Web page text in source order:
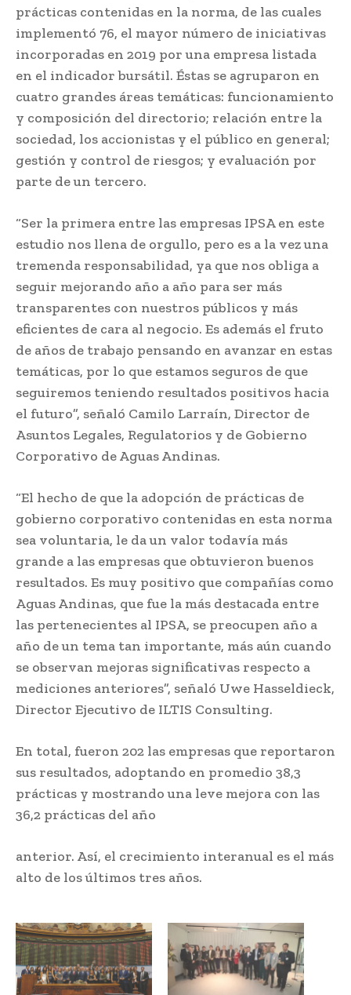
prácticas contenidas en la norma, de las cuales
implementó 76, el mayor número de iniciativas
incorporadas en 2019 por una empresa listada
en el indicador bursátil. Éstas se agruparon en
cuatro grandes áreas temáticas: funcionamiento
y composición del directorio; relación entre la
sociedad, los accionistas y el público en general;
gestión y control de riesgos; y evaluación por
parte de un tercero.
“Ser la primera entre las empresas IPSA en este
estudio nos llena de orgullo, pero es a la vez una
tremenda responsabilidad, ya que nos obliga a
seguir mejorando año a año para ser más
transparentes con nuestros públicos y más
eficientes de cara al negocio. Es además el fruto
de años de trabajo pensando en avanzar en estas
temáticas, por lo que estamos seguros de que
seguiremos teniendo resultados positivos hacia
el futuro”, señaló Camilo Larraín, Director de
Asuntos Legales, Regulatorios y de Gobierno
Corporativo de Aguas Andinas.
“El hecho de que la adopción de prácticas de
gobierno corporativo contenidas en esta norma
sea voluntaria, le da un valor todavía más
grande a las empresas que obtuvieron buenos
resultados. Es muy positivo que compañías como
Aguas Andinas, que fue la más destacada entre
las pertenecientes al IPSA, se preocupen año a
año de un tema tan importante, más aún cuando
se observan mejoras significativas respecto a
mediciones anteriores”, señaló Uwe Hasseldieck,
Director Ejecutivo de ILTIS Consulting.
En total, fueron 202 las empresas que reportaron
sus resultados, adoptando en promedio 38,3
prácticas y mostrando una leve mejora con las
36,2 prácticas del año
anterior. Así, el crecimiento interanual es el más
alto de los últimos tres años.